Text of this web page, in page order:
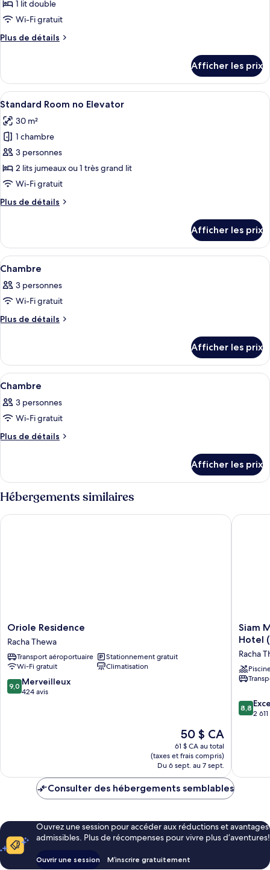
type
chambre :
Suite
1 lit double
Wi-Fi gratuit
Plus de détails
Plus
Premier
Junior
Suite
Afficher les prix
Afficher
toutes
les
photos
pour
ce
type
chambre :
no
Elevator
Standard Room no Elevator | Literie
7
Standard Room no Elevator
30 m²
1 chambre
3 personnes
2 lits jumeaux ou 1 très grand lit
Wi-Fi gratuit
Plus de détails
Plus
Standard
Room
no
Afficher les prix
Afficher
toutes
les
photos
pour
de
chambre :
Chambre
Une chambre d’hôtel avec deux lits,
10
Chambre
3 personnes
Wi-Fi gratuit
Plus de détails
Plus
Chambre
Afficher les prix
Afficher
toutes
les
photos
pour
de
chambre :
Chambre
Une chambre d’hôtel avec un grand
22
Chambre
3 personnes
Wi-Fi gratuit
Plus de détails
Plus
Chambre
Afficher les prix
Hébergements similaires
Oriole
Residence
Racha
Thewa
Oriole Residence
Racha Thewa
Transport aéroportuaire
Stationnement gratuit
Wi-Fi gratuit
Climatisation
9.0
sur
9,0 Merveilleux
424 avis
Le
prix
est
de
50 $ CA
50 $ CA
61 $ CA au total
(taxes et frais compris)
Du 6 sept. au 7 sept.
Oriole Residence
Siam
Airport
Hotel
Shuttle)
Racha
Siam
Hotel
Racha
8.8
sur
8,8
2
Siam
Consulter des hébergements semblables
Ouvrez une session pour accéder aux réductions et avantages
admissibles. Plus de récompenses pour vivre plus d’aventures!
Ouvrir une session M’inscrire gratuitement